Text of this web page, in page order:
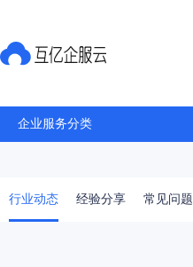
企业服务分类
行业动态 经验分享 常见问题